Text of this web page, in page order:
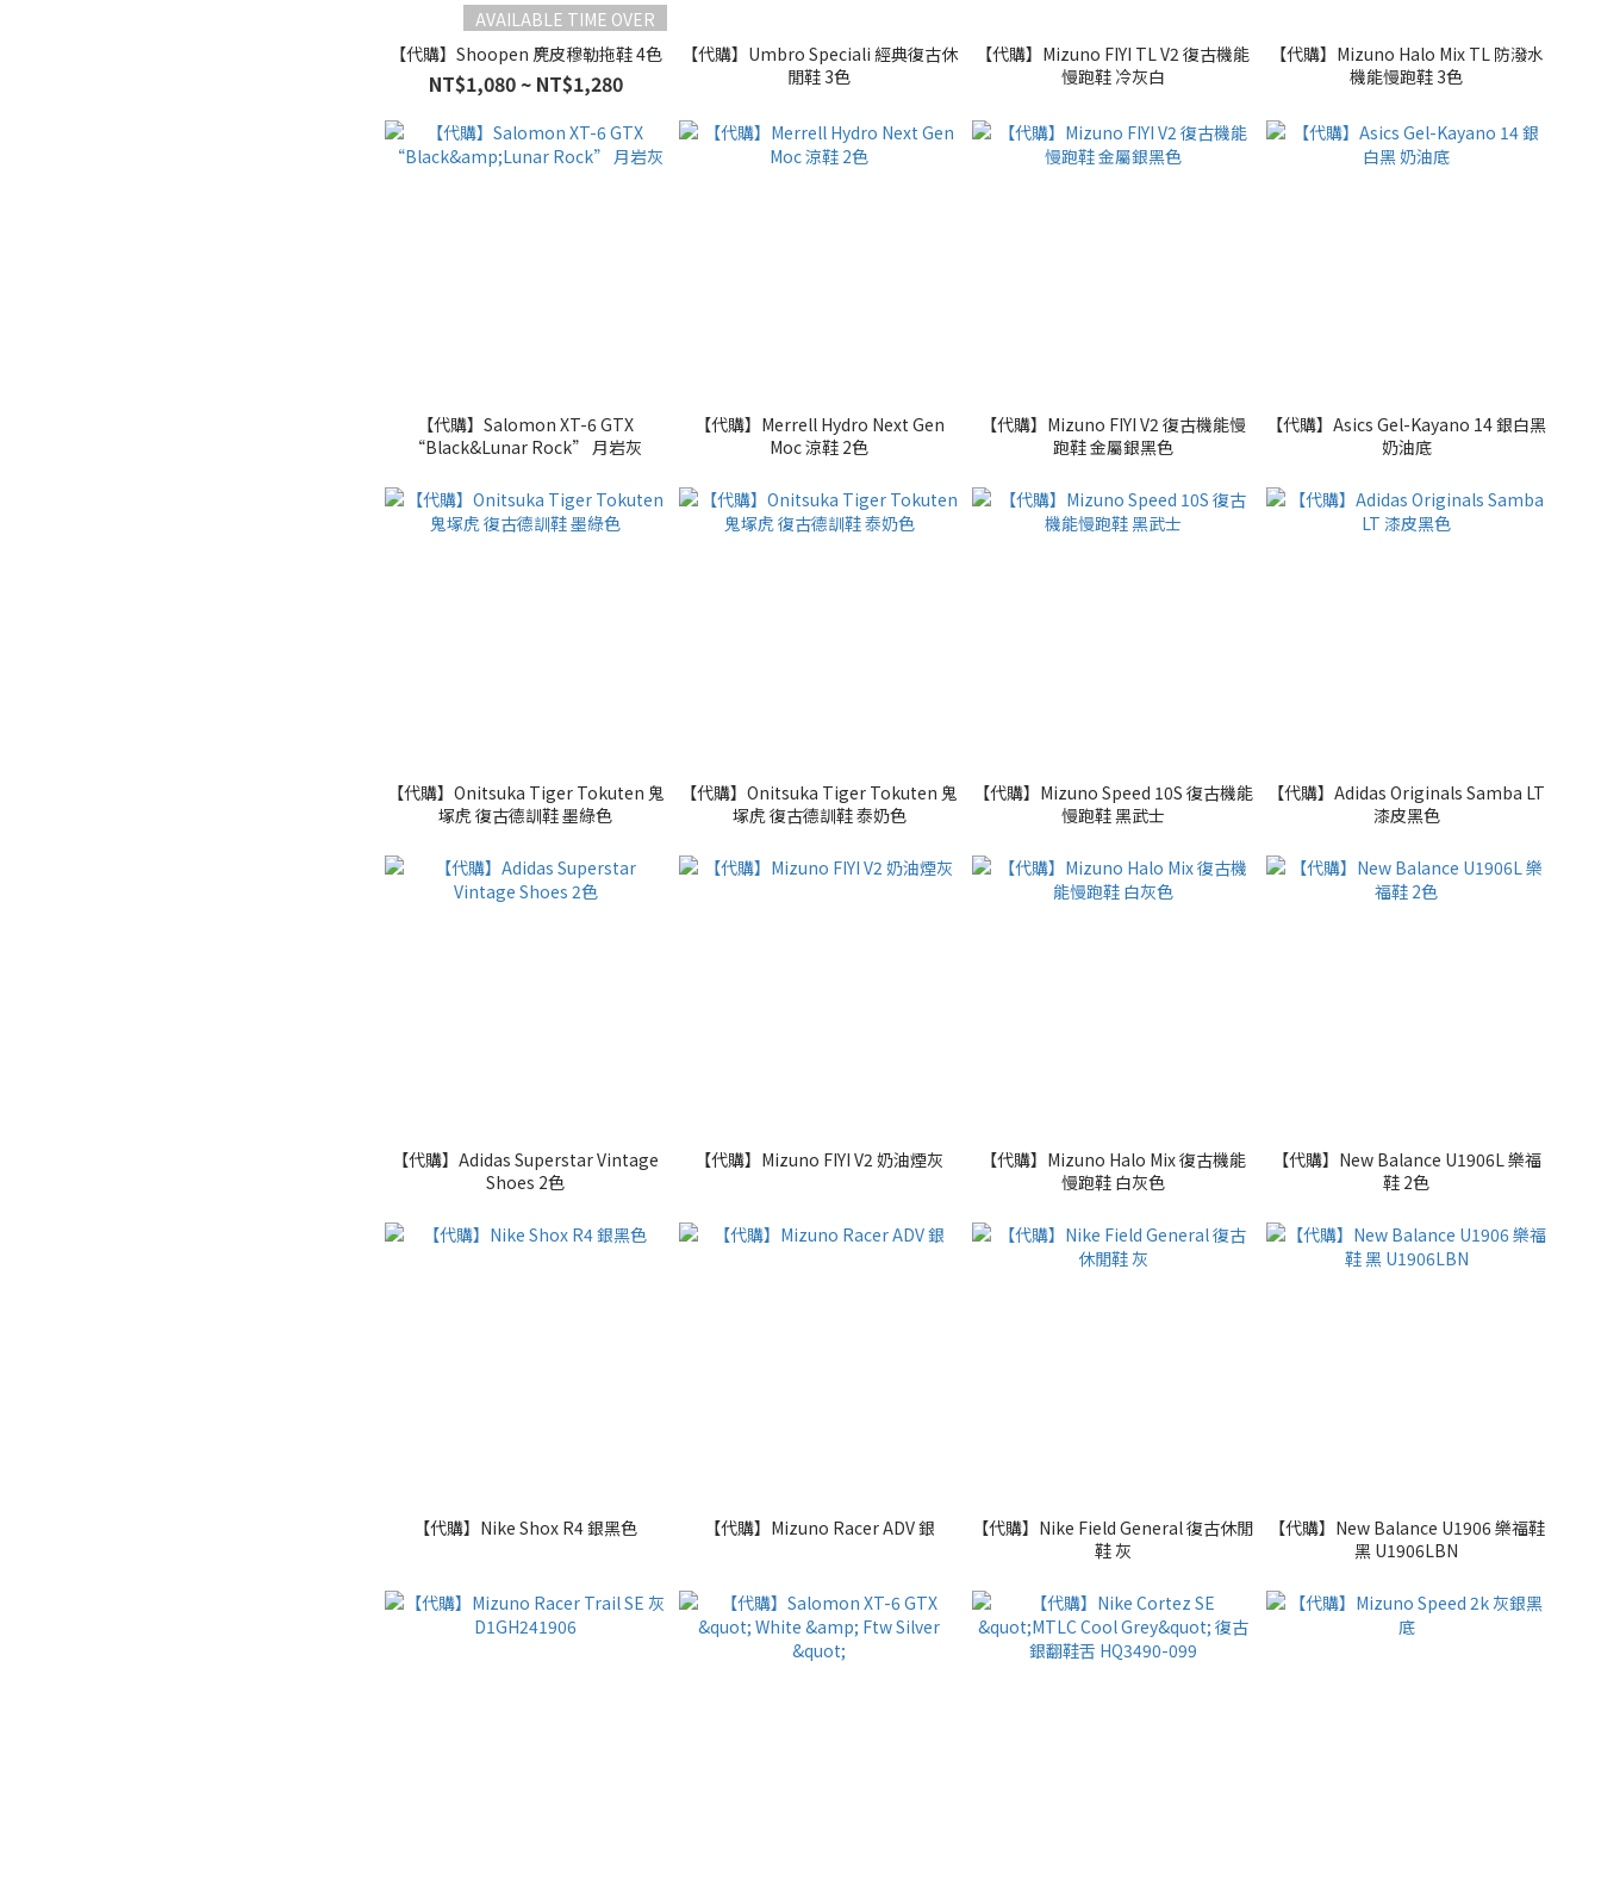
AVAILABLE TIME OVER
【代購】Shoopen 麂皮穆勒拖鞋 4色
NT$1,080 ~ NT$1,280
【代購】Umbro Speciali 經典復古休
閒鞋 3色
【代購】Mizuno FIYI TL V2 復古機能
慢跑鞋 冷灰白
【代購】Mizuno Halo Mix TL 防潑水
機能慢跑鞋 3色
【代購】Salomon XT-6 GTX
“Black&Lunar Rock” 月岩灰
【代購】Merrell Hydro Next Gen
Moc 涼鞋 2色
【代購】Mizuno FIYI V2 復古機能慢
跑鞋 金屬銀黑色
【代購】Asics Gel-Kayano 14 銀白黑
奶油底
【代購】Onitsuka Tiger Tokuten 鬼
塚虎 復古德訓鞋 墨綠色
【代購】Onitsuka Tiger Tokuten 鬼
塚虎 復古德訓鞋 泰奶色
【代購】Mizuno Speed 10S 復古機能
慢跑鞋 黑武士
【代購】Adidas Originals Samba LT
漆皮黑色
【代購】Adidas Superstar Vintage
Shoes 2色
【代購】Mizuno FIYI V2 奶油煙灰
【代購】Mizuno Halo Mix 復古機能
慢跑鞋 白灰色
【代購】New Balance U1906L 樂福
鞋 2色
【代購】Nike Shox R4 銀黑色 【代購】Mizuno Racer ADV 銀
【代購】Nike Field General 復古休閒
鞋 灰
【代購】New Balance U1906 樂福鞋
黑 U1906LBN